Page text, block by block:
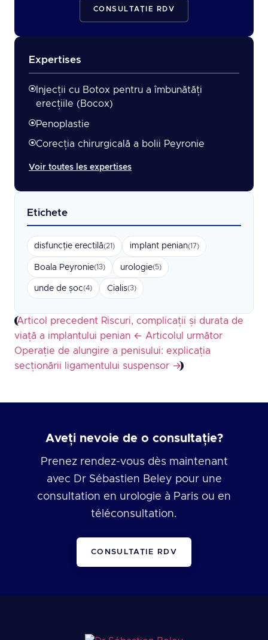
CONSULTAȚIE RDV
Expertises
Injecții cu Botox pentru a îmbunătăți
erecțiile (Bocox)
Penoplastie
Corecția chirurgicală a bolii Peyronie
Voir toutes les expertises
Etichete
disfuncție erectilă(21) implant penian(17)
Boala Peyronie(13) urologie(5)
unde de șoc(4) Cialis(3)
Articol precedent Riscuri, complicații și durata de
viață a implantului penian ← Articolul următor
Operație de alungire a penisului: explicația
secționării ligamentului suspensor →
Aveți nevoie de o consultație?
Prenez rendez-vous dès maintenant
avec Dr Sébastien Beley pour une
consultation en urologie à Paris ou en
téléconsultation.
CONSULTAȚIE RDV